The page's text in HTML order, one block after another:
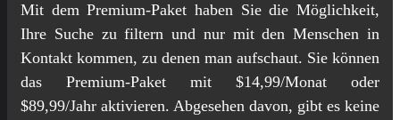
Mit dem Premium-Paket haben Sie die Möglichkeit,
Ihre Suche zu filtern und nur mit den Menschen in
Kontakt kommen, zu denen man aufschaut. Sie können
das Premium-Paket mit $14,99/Monat oder
$89,99/Jahr aktivieren. Abgesehen davon, gibt es keine